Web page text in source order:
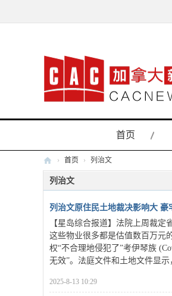
首页
加
大
闻
网
› 首页 › 列治文
列治文
列治文原住民土地裁决影响大 豪
【星岛综合报道】法院上周裁
这些物业很多都是估值数百万元
权“不合理地侵犯了”考伊琴族
无效”。法庭文件和土地文件显示
2025-8-13 10:29